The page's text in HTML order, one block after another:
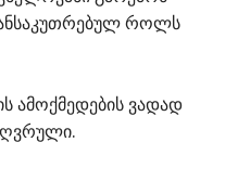
როლს
ამოქმედების ვადად